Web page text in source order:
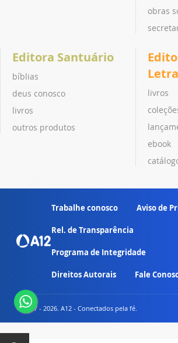
obras
Editora Santuário
bíblias
deus conosco
livros
outros produtos
livros
ebook
Trabalhe conosco Aviso de
Rel. de Transparência
Programa de Integridade
Direitos Autorais Fale
© 2007 - 2026. A12 - Conectados pela fé.